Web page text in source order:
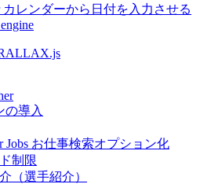
カレンダーから日付を入力させる
の導入
Jobs お仕事検索オプション化
制限
（選手紹介）